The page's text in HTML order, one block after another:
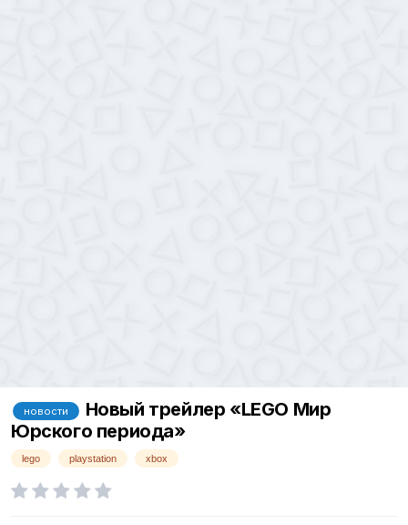
новости
Новый трейлер «LEGO Мир
Юрского периода»
lego playstation xbox